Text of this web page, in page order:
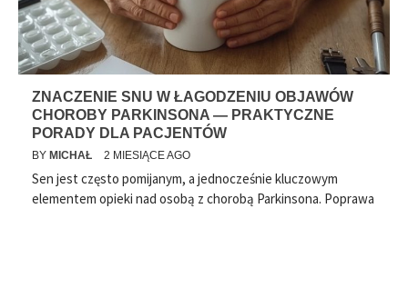
ZNACZENIE SNU W ŁAGODZENIU OBJAWÓW
CHOROBY PARKINSONA — PRAKTYCZNE
PORADY DLA PACJENTÓW
BY MICHAŁ 2 MIESIĄCE AGO
Sen jest często pomijanym, a jednocześnie kluczowym
elementem opieki nad osobą z chorobą Parkinsona. Poprawa